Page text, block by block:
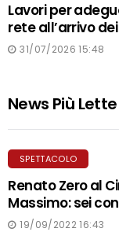
Lavori per
rete all’arrivo
tram Urbos al via
31/07/2026 15:48
News Più Lette
SPETTACOLO
Renato Zero al
Massimo: sei
23, 24, 25, 28, 30
19/09/2022 16:43